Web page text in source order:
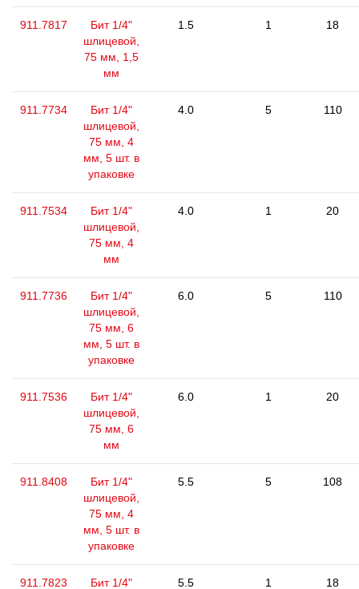
911.7817
Бит 1/4"
шлицевой,
75 мм, 1,5
мм
1.5 1 18
911.7734
Бит 1/4"
шлицевой,
75 мм, 4
мм, 5 шт. в
упаковке
4.0 5 110
911.7534
Бит 1/4"
шлицевой,
75 мм, 4
мм
4.0 1 20
911.7736
Бит 1/4"
шлицевой,
75 мм, 6
мм, 5 шт. в
упаковке
6.0 5 110
911.7536
Бит 1/4"
шлицевой,
75 мм, 6
мм
6.0 1 20
911.8408
Бит 1/4"
шлицевой,
75 мм, 4
мм, 5 шт. в
упаковке
5.5 5 108
911.7823 Бит 1/4" 5.5 1 18